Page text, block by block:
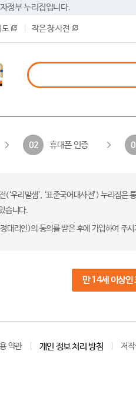
정부 누리집입니다.
도 작은 창 사전
02 휴대폰 인증
(‘우리말샘’, ‘표준국어대사전’) 누리집
습니다.
대리인)의 동의를 받은 후에 가입하여 주
만 14세 이상인
약관 개인 정보 처리 방침 저